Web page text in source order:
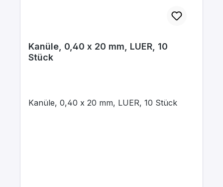
Kanüle, 0,40 x 20 mm, LUER, 10
Stück
Kanüle, 0,40 x 20 mm, LUER, 10 Stück